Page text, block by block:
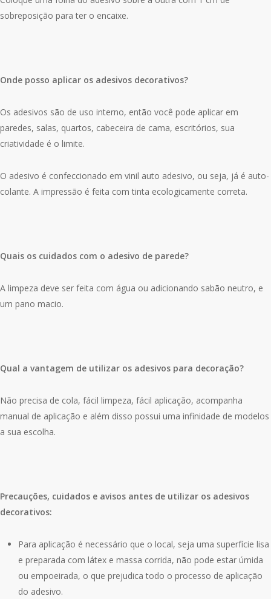
sobreposição para ter o encaixe.
Onde posso aplicar os adesivos decorativos?
Os adesivos são de uso interno, então você pode aplicar em
paredes, salas, quartos, cabeceira de cama, escritórios, sua
criatividade é o limite.
O adesivo é confeccionado em vinil auto adesivo, ou seja, já é auto-
colante. A impressão é feita com tinta ecologicamente correta.
Quais os cuidados com o adesivo de parede?
A limpeza deve ser feita com água ou adicionando sabão neutro, e
um pano macio.
Qual a vantagem de utilizar os adesivos para decoração?
Não precisa de cola, fácil limpeza, fácil aplicação, acompanha
manual de aplicação e além disso possui uma infinidade de modelos
a sua escolha.
Precauções, cuidados e avisos antes de utilizar os adesivos
decorativos:
Para aplicação é necessário que o local, seja uma superfície lisa
e preparada com látex e massa corrida, não pode estar úmida
ou empoeirada, o que prejudica todo o processo de aplicação
do adesivo.